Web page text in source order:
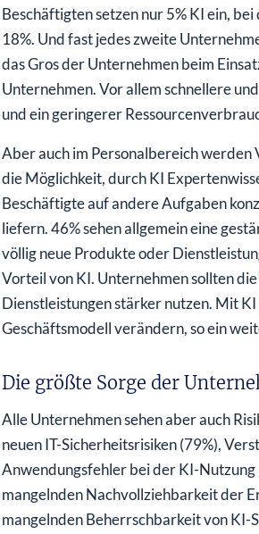
Beschäftigten setzen nur 5% KI ein,
18%. Und fast jedes zweite
das Gros der Unternehmen beim
Unternehmen. Vor allem schnellere
und ein geringerer
Aber auch im Personalbereich werden
die Möglichkeit, durch KI
Beschäftigte auf andere Aufgaben
liefern. 46% sehen allgemein eine
völlig neue Produkte oder
Vorteil von KI. Unternehmen sollten
Dienstleistungen stärker nutzen. Mit KI
Geschäftsmodell verändern, so ein
Die größte Sorge der
Alle Unternehmen sehen aber auch
neuen IT-Sicherheitsrisiken (79%),
Anwendungsfehler bei der KI-
mangelnden Nachvollziehbarkeit der
mangelnden Beherrschbarkeit von KI-